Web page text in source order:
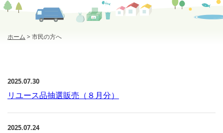
ホーム >市民の方へ
2025.07.30
リユース品抽選販売（８月分）
2025.07.24